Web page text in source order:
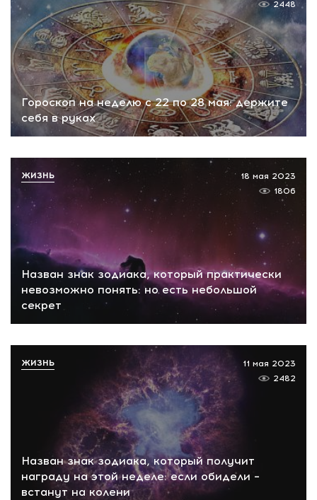
Гороскоп на неделю с 22 по 28 мая: держите
себя в руках
2448
Назван знак зодиака, который практически
невозможно понять: но есть небольшой
секрет
18 мая 2023
1806
ЖИЗНЬ
Назван знак зодиака, который получит
награду на этой неделе: если обидели –
встанут на колени
11 мая 2023
2482
ЖИЗНЬ